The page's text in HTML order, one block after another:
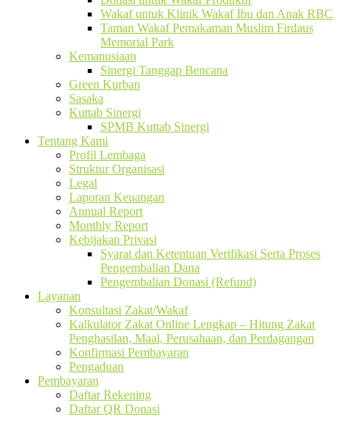
Wakaf untuk Klinik Wakaf Ibu dan Anak RBC
Taman Wakaf Pemakaman Muslim Firdaus
Memorial Park
Kemanusiaan
Sinergi Tanggap Bencana
Green Kurban
Sasaka
Kuttab Sinergi
SPMB Kuttab Sinergi
Tentang Kami
Profil Lembaga
Struktur Organisasi
Legal
Laporan Keuangan
Annual Report
Monthly Report
Kebijakan Privasi
Syarat dan Ketentuan Verifikasi Serta Proses
Pengembalian Dana
Pengembalian Donasi (Refund)
Layanan
Konsultasi Zakat/Wakaf
Kalkulator Zakat Online Lengkap – Hitung Zakat
Penghasilan, Maal, Perusahaan, dan Perdagangan
Konfirmasi Pembayaran
Pengaduan
Pembayaran
Daftar Rekening
Daftar QR Donasi